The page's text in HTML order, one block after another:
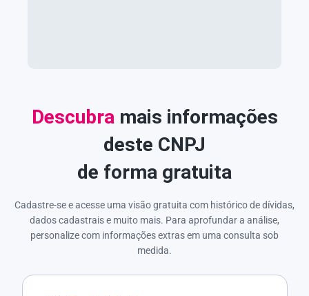
Descubra mais informações
deste CNPJ
de forma gratuita
Cadastre-se e acesse uma visão gratuita com histórico de dívidas,
dados cadastrais e muito mais. Para aprofundar a análise,
personalize com informações extras em uma consulta sob
medida.